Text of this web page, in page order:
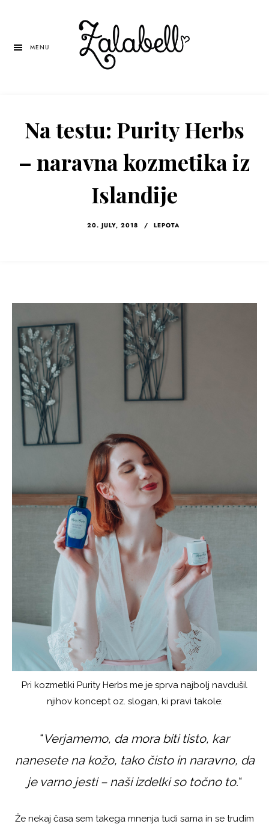
MENU
Na testu: Purity Herbs
– naravna kozmetika iz
Islandije
20. JULY, 2018 / LEPOTA
Pri kozmetiki Purity Herbs me je sprva najbolj navdušil
njihov koncept oz. slogan, ki pravi takole:
“Verjamemo, da mora biti tisto, kar
nanesete na kožo, tako čisto in naravno, da
je varno jesti – naši izdelki so točno to.“
Že nekaj časa sem takega mnenja tudi sama in se trudim